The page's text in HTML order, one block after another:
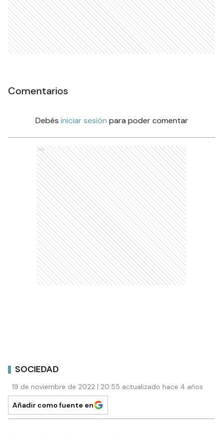
Comentarios
Debés iniciar sesión para poder comentar
Ads
SOCIEDAD
19 de noviembre de 2022 | 20:55 actualizado hace 4 años
Añadir como fuente en